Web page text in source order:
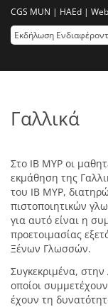
CGS MUN | HAEd |
Εκδήλωση
Γαλλικά
Στο IB MYP οι
εκμάθηση της
του ΙΒ MYP,
πιστοποιητικών
για αυτό είναι η
προετοιμασίας
Ξένων Γλωσσών.
Συγκεκριμένα,
οποίοι
έχουν τη